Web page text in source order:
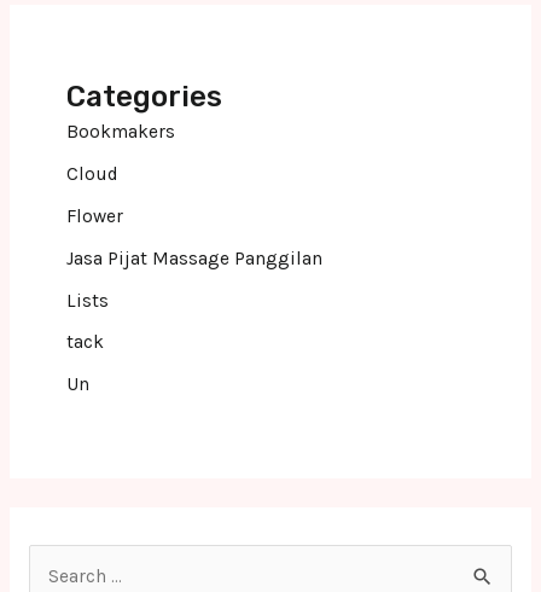
Categories
Bookmakers
Cloud
Flower
Jasa Pijat Massage Panggilan
Lists
tack
Un